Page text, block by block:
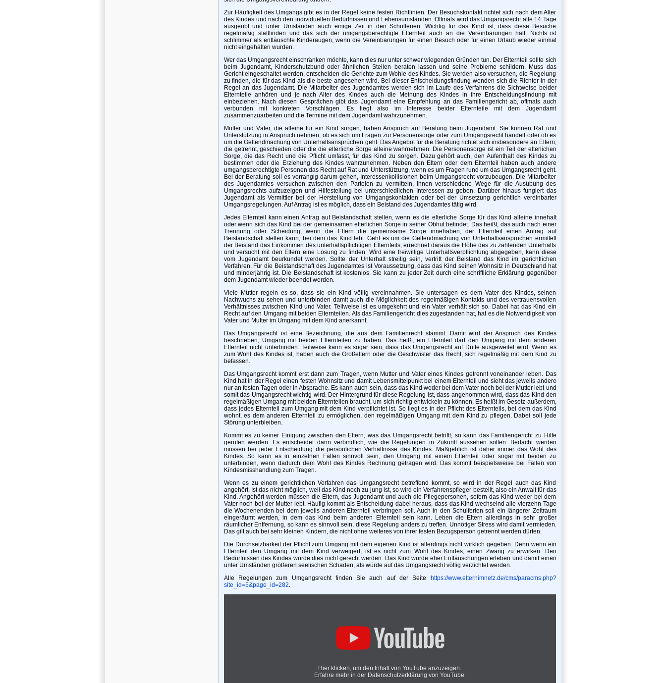
Zur Häufigkeit des Umgangs gibt es in der Regel keine festen Richtlinien. Der Besuchskontakt richtet sich nach dem Alter
des Kindes und nach den individuellen Bedürfnissen und Lebensumständen. Oftmals wird das Umgangsrecht alle 14 Tage
ausgeübt und unter Umständen auch einige Zeit in den Schulferien. Wichtig für das Kind ist, dass diese Besuche
regelmäßig stattfinden und das sich der umgangsberechtigte Elternteil auch an die Vereinbarungen hält. Nichts ist
schlimmer als enttäuschte Kinderaugen, wenn die Vereinbarungen für einen Besuch oder für einen Urlaub wieder einmal
nicht eingehalten wurden.
Wer das Umgangsrecht einschränken möchte, kann dies nur unter schwer wiegenden Gründen tun. Der Elternteil sollte sich
beim Jugendamt, Kinderschutzbund oder ähnlichen Stellen beraten lassen und seine Probleme schildern. Muss das
Gericht eingeschaltet werden, entscheiden die Gerichte zum Wohle des Kindes. Sie werden also versuchen, die Regelung
zu finden, die für das Kind als die beste angesehen wird. Bei dieser Entscheidungsfindung wenden sich die Richter in der
Regel an das Jugendamt. Die Mitarbeiter des Jugendamtes werden sich im Laufe des Verfahrens die Sichtweise beider
Elternteile anhören und je nach Alter des Kindes auch die Meinung des Kindes in ihre Entscheidungsfindung mit
einbeziehen. Nach diesen Gesprächen gibt das Jugendamt eine Empfehlung an das Familiengericht ab, oftmals auch
verbunden mit konkreten Vorschlägen. Es liegt also im Interesse beider Elternteile mit dem Jugendamt
zusammenzuarbeiten und die Termine mit dem Jugendamt wahrzunehmen.
Mütter und Väter, die alleine für ein Kind sorgen, haben Anspruch auf Beratung beim Jugendamt. Sie können Rat und
Unterstützung in Anspruch nehmen, ob es sich um Fragen zur Personensorge oder zum Umgangsrecht handelt oder ob es
um die Geltendmachung von Unterhaltsansprüchen geht. Das Angebot für die Beratung richtet sich insbesondere an Eltern,
die getrennt, geschieden oder die die elterliche Sorge alleine wahrnehmen. Die Personensorge ist ein Teil der elterlichen
Sorge, die das Recht und die Pflicht umfasst, für das Kind zu sorgen. Dazu gehört auch, den Aufenthalt des Kindes zu
bestimmen oder die Erziehung des Kindes wahrzunehmen. Neben den Eltern oder dem Elternteil haben auch andere
umgangsberechtigte Personen das Recht auf Rat und Unterstützung, wenn es um Fragen rund um das Umgangsrecht geht.
Bei der Beratung soll es vorrangig darum gehen, Interessenkollisionen beim Umgangsrecht vorzubeugen. Die Mitarbeiter
des Jugendamtes versuchen zwischen den Parteien zu vermitteln, ihnen verschiedene Wege für die Ausübung des
Umgangsrechts aufzuzeigen und Hilfestellung bei unterschiedlichen Interessen zu geben. Darüber hinaus fungiert das
Jugendamt als Vermittler bei der Herstellung von Umgangskontakten oder bei der Umsetzung gerichtlich vereinbarter
Umgangsregelungen. Auf Antrag ist es möglich, dass ein Beistand des Jugendamtes tätig wird.
Jedes Elternteil kann einen Antrag auf Beistandschaft stellen, wenn es die elterliche Sorge für das Kind alleine innehalt
oder wenn sich das Kind bei der gemeinsamen elterlichen Sorge in seiner Obhut befindet. Das heißt, das auch nach einer
Trennung oder Scheidung, wenn die Eltern die gemeinsame Sorge innehaben, der Elternteil einen Antrag auf
Beistandschaft stellen kann, bei dem das Kind lebt. Geht es um die Geltendmachung von Unterhaltsansprüchen ermittelt
der Beistand das Einkommen des unterhaltspflichtigen Elternteils, errechnet daraus die Höhe des zu zahlenden Unterhalts
und versucht mit den Eltern eine Lösung zu finden. Wird eine freiwillige Unterhaltsverpflichtung abgegeben, kann diese
vom Jugendamt beurkundet werden. Sollte der Unterhalt streitig sein, vertritt der Beistand das Kind im gerichtlichen
Verfahren. Für die Beistandschaft des Jugendamtes ist Voraussetzung, dass das Kind seinen Wohnsitz in Deutschland hat
und minderjährig ist. Die Beistandschaft ist kostenlos. Sie kann zu jeder Zeit durch eine schriftliche Erklärung gegenüber
dem Jugendamt wieder beendet werden.
Viele Mütter regeln es so, dass sie ein Kind völlig vereinnahmen. Sie untersagen es dem Vater des Kindes, seinen
Nachwuchs zu sehen und unterbinden damit auch die Möglichkeit des regelmäßigen Kontakts und des vertrauensvollen
Verhältnisses zwischen Kind und Vater. Teilweise ist es umgekehrt und ein Vater verhält sich so. Dabei hat das Kind ein
Recht auf den Umgang mit beiden Elternteilen. Als das Familiengericht dies zugestanden hat, hat es die Notwendigkeit von
Vater und Mutter im Umgang mit dem Kind anerkannt.
Das Umgangsrecht ist eine Bezeichnung, die aus dem Familienrecht stammt. Damit wird der Anspruch des Kindes
beschrieben, Umgang mit beiden Elternteilen zu haben. Das heißt, ein Elternteil darf den Umgang mit dem anderen
Elternteil nicht unterbinden. Teilweise kann es sogar sein, dass das Umgangsrecht auf Dritte ausgeweitet wird. Wenn es
zum Wohl des Kindes ist, haben auch die Großeltern oder die Geschwister das Recht, sich regelmäßig mit dem Kind zu
befassen.
Das Umgangsrecht kommt erst dann zum Tragen, wenn Mutter und Vater eines Kindes getrennt voneinander leben. Das
Kind hat in der Regel einen festen Wohnsitz und damit Lebensmittelpunkt bei einem Elternteil und sieht das jeweils andere
nur an festen Tagen oder in Absprache. Es kann auch sein, dass das Kind weder bei dem Vater noch bei der Mutter lebt und
somit das Umgangsrecht wichtig wird. Der Hintergrund für diese Regelung ist, dass angenommen wird, dass das Kind den
regelmäßigen Umgang mit beiden Elternteilen braucht, um sich richtig entwickeln zu können. Es heißt im Gesetz außerdem,
dass jedes Elternteil zum Umgang mit dem Kind verpflichtet ist. So liegt es in der Pflicht des Elternteils, bei dem das Kind
wohnt, es dem anderen Elternteil zu ermöglichen, den regelmäßigen Umgang mit dem Kind zu pflegen. Dabei soll jede
Störung unterbleiben.
Kommt es zu keiner Einigung zwischen den Eltern, was das Umgangsrecht betrifft, so kann das Familiengericht zu Hilfe
gerufen werden. Es entscheidet dann verbindlich, wie die Regelungen in Zukunft aussehen sollen. Bedacht werden
müssen bei jeder Entscheidung die persönlichen Verhältnisse des Kindes. Maßgeblich ist daher immer das Wohl des
Kindes. So kann es in einzelnen Fällen sinnvoll sein, den Umgang mit einem Elternteil oder sogar mit beiden zu
unterbinden, wenn dadurch dem Wohl des Kindes Rechnung getragen wird. Das kommt beispielsweise bei Fällen von
Kindesmisshandlung zum Tragen.
Wenn es zu einem gerichtlichen Verfahren das Umgangsrecht betreffend kommt, so wird in der Regel auch das Kind
angehört. Ist das nicht möglich, weil das Kind noch zu jung ist, so wird ein Verfahrenspfleger bestellt, also ein Anwalt für das
Kind. Angehört werden müssen die Eltern, das Jugendamt und auch die Pflegepersonen, sofern das Kind weder bei dem
Vater noch bei der Mutter lebt. Häufig kommt als Entscheidung dabei heraus, dass das Kind wechselnd alle vierzehn Tage
die Wochenenden bei dem jeweils anderen Elternteil verbringen soll. Auch in den Schulferien soll ein längerer Zeitraum
eingeräumt werden, in dem das Kind beim anderen Elternteil sein kann. Leben die Eltern allerdings in sehr großer
räumlicher Entfernung, so kann es sinnvoll sein, diese Regelung anders zu treffen. Unnötiger Stress wird damit vermieden.
Das gilt auch bei sehr kleinen Kindern, die nicht ohne weiteres von ihrer festen Bezugsperson getrennt werden dürfen.
Die Durchsetzbarkeit der Pflicht zum Umgang mit dem eigenen Kind ist allerdings nicht wirklich gegeben. Denn wenn ein
Elternteil den Umgang mit dem Kind verweigert, ist es nicht zum Wohl des Kindes, einen Zwang zu erwirken. Den
Bedürfnissen des Kindes würde dies nicht gerecht werden. Das Kind würde eher Enttäuschungen erleben und damit einen
unter Umständen größeren seelischen Schaden, als würde auf das Umgangsrecht völlig verzichtet werden.
Alle Regelungen zum Umgangsrecht finden Sie auch auf der Seite https://www.elternimnetz.de/cms/paracms.php?
site_id=5&page_id=282
Hier klicken, um den Inhalt von YouTube anzuzeigen.
Erfahre mehr in der Datenschutzerklärung von YouTube